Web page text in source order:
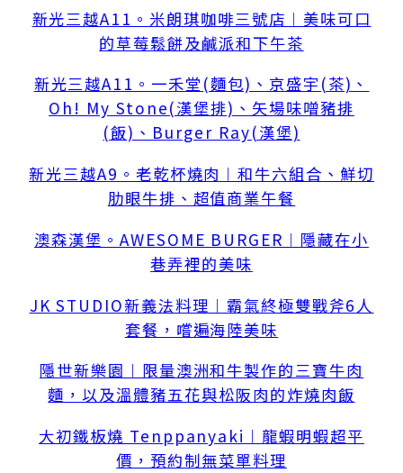
新光三越A11。米朗琪咖啡三號店︱美味可口
的草莓鬆餅及鹹派和下午茶
新光三越A11。一禾堂(麵包)、京盛宇(茶)、
Oh! My Stone(漢堡排)、矢場味噌豬排
(飯)、Burger Ray(漢堡)
新光三越A9。老乾杯燒肉︱和牛六組合、鮮切
肋眼牛排、超值商業午餐
澳森漢堡。AWESOME BURGER︱隱藏在小
巷弄裡的美味
JK STUDIO新義法料理︱霸氣終極雙戰斧6人
套餐，嚐遍海陸美味
隱世新樂園︱限量澳洲和牛製作的三寶牛肉
麵，以及溫體豬五花與松阪肉的炸燒肉飯
大初鐵板燒 Tenppanyaki︱龍蝦明蝦超平
價，預約制無菜單料理